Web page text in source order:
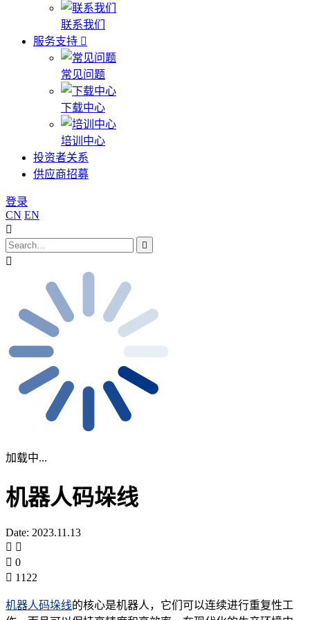
联系我们
服务支持
常见问题
下载中心
培训中心
投资者关系
供应商招募
登录
CN EN
加载中...
机器人码垛线
Date: 2023.11.13
0
1122
机器人码垛线的核心是机器人，它们可以连续进行重复性工